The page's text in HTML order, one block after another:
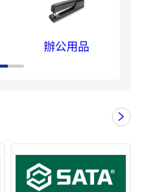
辦公用品